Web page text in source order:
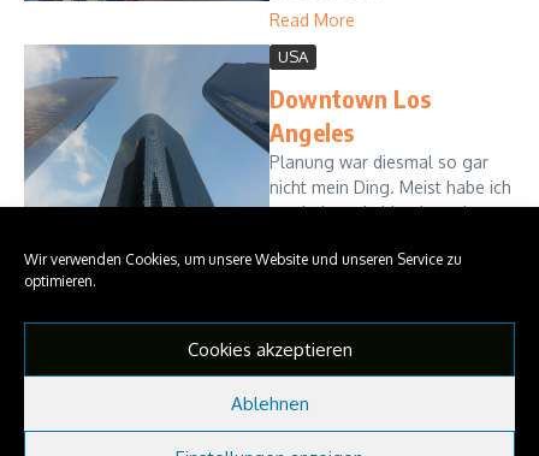
Wir verwenden Cookies, um unsere Website und unseren Service zu
optimieren.
Cookies akzeptieren
Ablehnen
Read More
USA
Downtown Los
Angeles
Planung war diesmal so gar
nicht mein Ding. Meist habe ich
zumindest ein bisschen einen
Daten habe ich im Kopf. Und
NaninkasTravelSpots
Read More